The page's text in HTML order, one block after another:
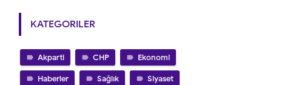
KATEGORILER
Akparti CHP Ekonomi
Haberler Sağlık Siyaset